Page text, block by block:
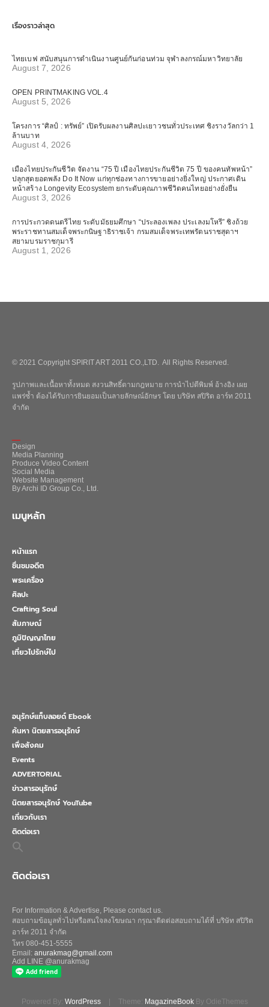
เรื่องราวล่าสุด
ไทยเบฟ สนับสนุนการดำเนินงานศูนย์กันก่อนท่วม จุฬาลงกรณ์มหาวิทยาลัย
August 7, 2026
OPEN PRINTMAKING VOL.4
August 5, 2026
โครงการ “ศิลป์ : ทรัพย์” เปิดรับผลงานศิลปะเยาวชนทั่วประเทศ ชิงรางวัลกว่า 1
ล้านบาท
August 4, 2026
เมืองไทยประกันชีวิต จัดงาน “75 ปี เมืองไทยประกันชีวิต 75 ปี ของคนทัพหน้า”
ปลุกสุดยอดพลัง Do It Now แก่ทุกช่องทางการขายอย่างยิ่งใหญ่ ประกาศเดิน
หน้าสร้าง Longevity Ecosystem ยกระดับคุณภาพชีวิตคนไทยอย่างยั่งยืน
August 3, 2026
การประกวดดนตรีไทย ระดับมัธยมศึกษา “ประลองเพลง ประเลงมโหรี” ชิงถ้วย
พระราชทานสมเด็จพระกนิษฐาธิราชเจ้า กรมสมเด็จพระเทพรัตนราชสุดาฯ
สยามบรมราชกุมารี
August 1, 2026
© 2021 Copyright SPIRIT ART 2011 CO.,LTD. All Rights Reserved.
รูปภาพและเนื้อหาทั้งหมด สงวนสิทธิ์ตามกฎหมาย การนำไปตีพิมพ์ อ้างอิง เผย
แพร่ซ้ำ ต้องได้รับการยินยอมเป็นลายลักษณ์อักษร โดย บริษัท สปิริต อาร์ท 2011
จำกัด
Design
Media Planning
Produce Video Content
Social Media
Website Management
By Archi ID Group Co., Ltd.
เมนูหลัก
หน้าแรก
ชื่นชมอดีต
พระเครื่อง
ศิลปะ
Crafting Soul
สัมภาษณ์
ภูมิปัญญาไทย
เที่ยวไปรักษ์ไป
อนุรักษ์แท็บลอยด์ Ebook
ค้นหา นิตยสารอนุรักษ์
เพื่อสังคม
Events
ADVERTORIAL
ข่าวสารอนุรักษ์
นิตยสารอนุรักษ์ YouTube
เกี่ยวกับเรา
ติดต่อเรา
Search
for:
ติดต่อเรา
For Information & Advertise, Please contact us.
สอบถามข้อมูลทั่วไปหรือสนใจลงโฆษณา กรุณาติดต่อสอบถามได้ที่ บริษัท สปิริต
อาร์ท 2011 จำกัด
โทร 080-451-5555
Email: anurakmag@gmail.com
Add LINE @anurakmag
Powered By: WordPress Theme: MagazineBookBy OdieThemes